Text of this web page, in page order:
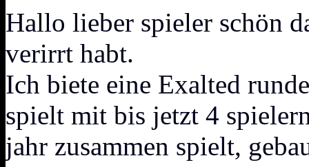
Hallo lieber spieler schön
verirrt habt.
Ich biete eine Exalted
spielt mit bis jetzt 4
jahr zusammen spielt,